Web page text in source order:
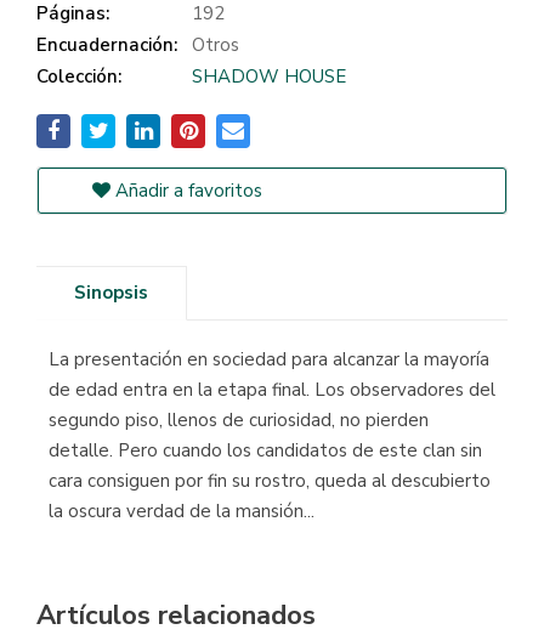
Páginas:
192
Encuadernación: Otros
Colección:
SHADOW HOUSE
Añadir a favoritos
Sinopsis
La presentación en sociedad para alcanzar la mayoría
de edad entra en la etapa final. Los observadores del
segundo piso, llenos de curiosidad, no pierden
detalle. Pero cuando los candidatos de este clan sin
cara consiguen por fin su rostro, queda al descubierto
la oscura verdad de la mansión...
Artículos relacionados